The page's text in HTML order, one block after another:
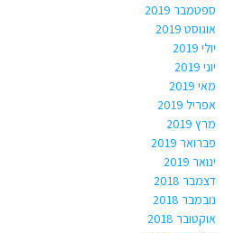
ספטמבר 2019
אוגוסט 2019
יולי 2019
יוני 2019
מאי 2019
אפריל 2019
מרץ 2019
פברואר 2019
ינואר 2019
דצמבר 2018
נובמבר 2018
אוקטובר 2018